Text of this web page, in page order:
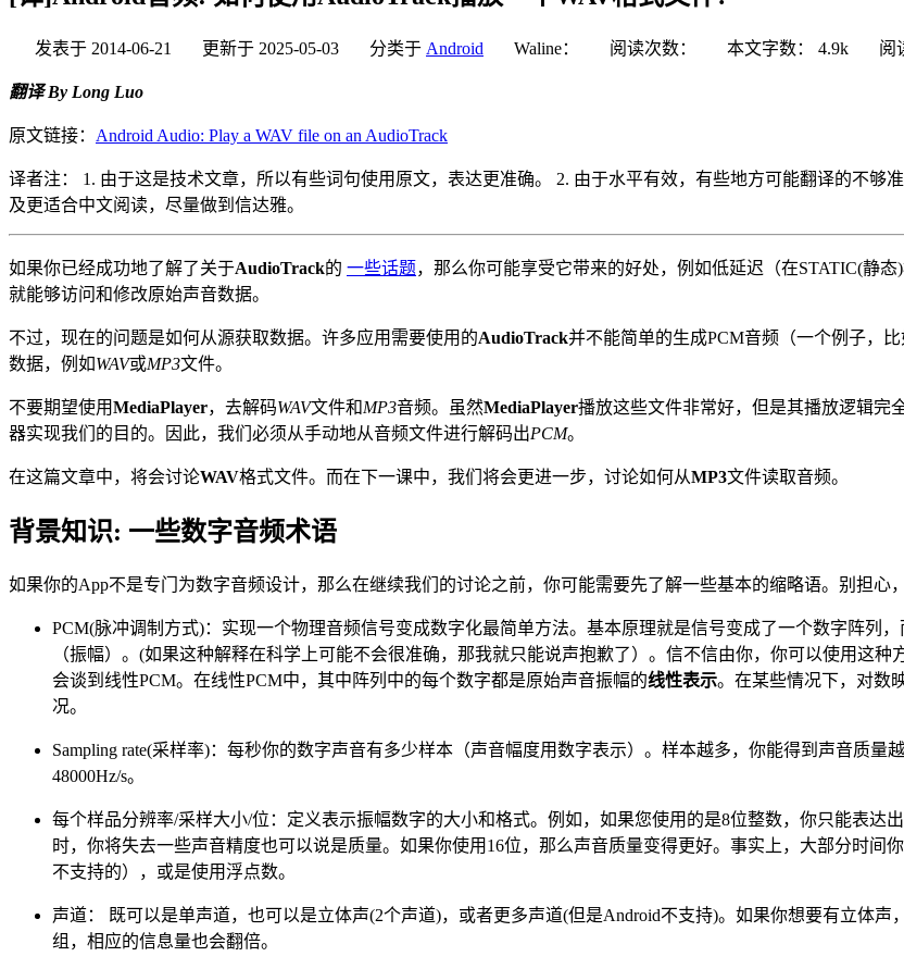
发表于 2014-06-21 更新于 2025-05-03 分类于 Android Waline： 阅读次数： 本文字数： 4.9k 阅
翻译 By Long Luo
原文链接： Android Audio: Play a WAV file on an AudioTrack
译者注： 1. 由于这是技术文章，所以有些词句使用原文，表达更准确。 2. 由于水平有效，有些地方可能翻译的不够
及更适合中文阅读，尽量做到信达雅。
如果你已经成功地了解了关于AudioTrack的 一些话题，那么你可能享受它带来的好处，例如低延迟（在STATIC(静
就能够访问和修改原始声音数据。
不过，现在的问题是如何从源获取数据。许多应用需要使用的AudioTrack并不能简单的生成PCM音频（一个例子，比
数据，例如WAV或MP3文件。
不要期望使用MediaPlayer，去解码WAV文件和MP3音频。虽然MediaPlayer播放这些文件非常好，但是其播放逻辑完
器实现我们的目的。因此，我们必须从手动地从音频文件进行解码出PCM。
在这篇文章中，将会讨论WAV格式文件。而在下一课中，我们将会更进一步，讨论如何从MP3文件读取音频。
背景知识: 一些数字音频术语
如果你的App不是专门为数字音频设计，那么在继续我们的讨论之前，你可能需要先了解一些基本的缩略语。别担心
PCM(脉冲调制方式)：实现一个物理音频信号变成数字化最简单方法。基本原理就是信号变成了一个数字阵列，
（振幅）。(如果这种解释在科学上可能不会很准确，那我就只能说声抱歉了）。信不信由你，你可以使用这种
会谈到线性PCM。在线性PCM中，其中阵列中的每个数字都是原始声音振幅的线性表示。在某些情况下，对数
况。
Sampling rate(采样率)：每秒你的数字声音有多少样本（声音幅度用数字表示）。样本越多，你能得到声音质量
48000Hz/s。
每个样品分辨率/采样大小/位：定义表示振幅数字的大小和格式。例如，如果您使用的是8位整数，你只能表达
时，你将失去一些声音精度也可以说是质量。如果你使用16位，那么声音质量变得更好。事实上，大部分时间
不支持的），或是使用浮点数。
声道： 既可以是单声道，也可以是立体声(2个声道)，或者更多声道(但是Android不支持)。如果你想要有立体
组，相应的信息量也会翻倍。